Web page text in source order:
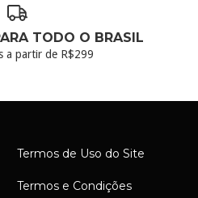
TODO O BRASIL
a partir de R$299
Termos de Uso do Site
Termos e Condições